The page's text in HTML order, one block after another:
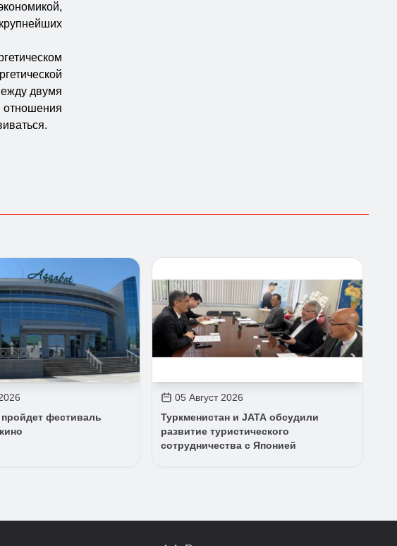
двумя
фестиваль
05 Август 2026
Туркменистан и JATA обсудили
развитие туристического
сотрудничества с Японией